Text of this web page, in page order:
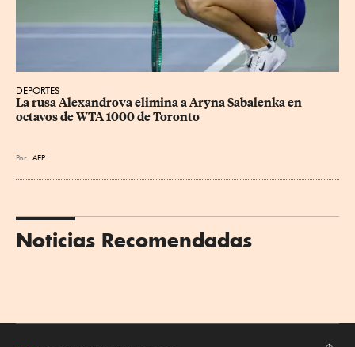
DEPORTES
La rusa Alexandrova elimina a Aryna Sabalenka en
octavos de WTA 1000 de Toronto
Por AFP
Noticias Recomendadas